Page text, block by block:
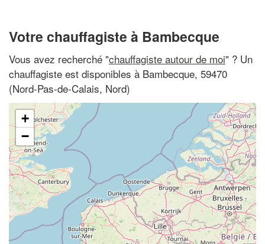
Votre chauffagiste à Bambecque
Vous avez recherché "chauffagiste autour de moi" ? Un
chauffagiste est disponibles à Bambecque, 59470
(Nord-Pas-de-Calais, Nord)
+
−